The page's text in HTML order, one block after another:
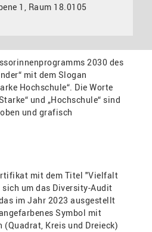
1, Raum 18.0105